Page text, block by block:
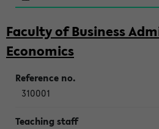
Faculty of Business
Economics
310001